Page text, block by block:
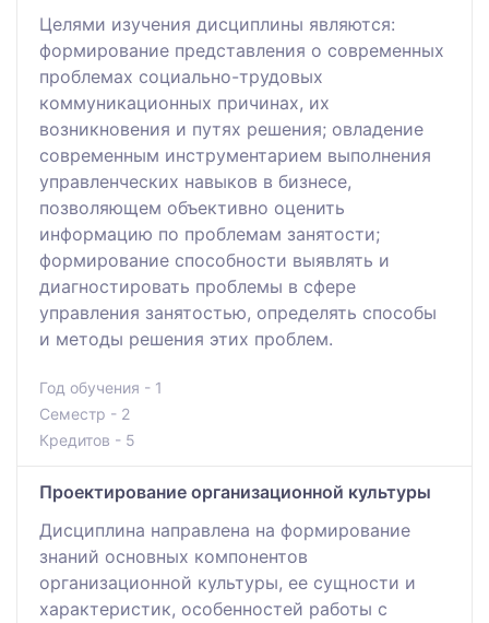
Целями изучения дисциплины являются:
формирование представления о современных
проблемах социально-трудовых
коммуникационных причинах, их
возникновения и путях решения; овладение
современным инструментарием выполнения
управленческих навыков в бизнесе,
позволяющем объективно оценить
информацию по проблемам занятости;
формирование способности выявлять и
диагностировать проблемы в сфере
управления занятостью, определять способы
и методы решения этих проблем.
Год обучения - 1
Семестр - 2
Кредитов - 5
Проектирование организационной культуры
Дисциплина направлена на формирование
знаний основных компонентов
организационной культуры, ее сущности и
характеристик, особенностей работы с